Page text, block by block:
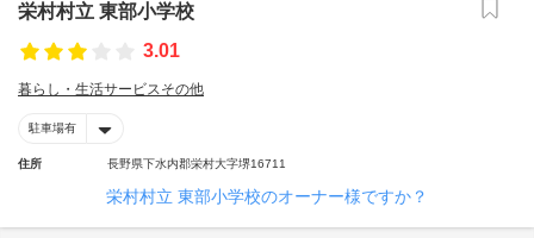
栄村村立 東部小学校
3.01
暮らし・生活サービスその他
駐車場有
住所 長野県下水内郡栄村大字堺16711
栄村村立 東部小学校のオーナー様ですか？